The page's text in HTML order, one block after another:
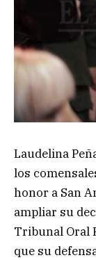
Laudelina
los
honor a San
ampliar su
Tribunal Oral
que su